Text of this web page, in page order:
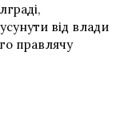
від влади
правлячу